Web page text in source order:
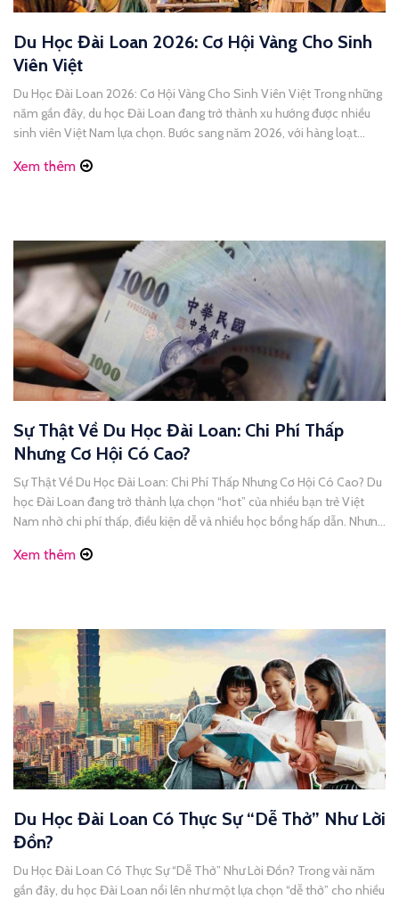
Du Học Đài Loan 2026: Cơ Hội Vàng Cho Sinh
Viên Việt
Du Học Đài Loan 2026: Cơ Hội Vàng Cho Sinh Viên Việt Trong những
năm gần đây, du học Đài Loan đang trở thành xu hướng được nhiều
sinh viên Việt Nam lựa chọn. Bước sang năm 2026, với hàng loạt
Xem thêm
Sự Thật Về Du Học Đài Loan: Chi Phí Thấp
Nhưng Cơ Hội Có Cao?
Sự Thật Về Du Học Đài Loan: Chi Phí Thấp Nhưng Cơ Hội Có Cao? Du
học Đài Loan đang trở thành lựa chọn “hot” của nhiều bạn trẻ Việt
Nam nhờ chi phí thấp, điều kiện dễ và nhiều học bổng hấp dẫn. Nhưng
Xem thêm
Du Học Đài Loan Có Thực Sự “Dễ Thở” Như Lời
Đồn?
Du Học Đài Loan Có Thực Sự “Dễ Thở” Như Lời Đồn? Trong vài năm
gần đây, du học Đài Loan nổi lên như một lựa chọn “dễ thở” cho nhiều